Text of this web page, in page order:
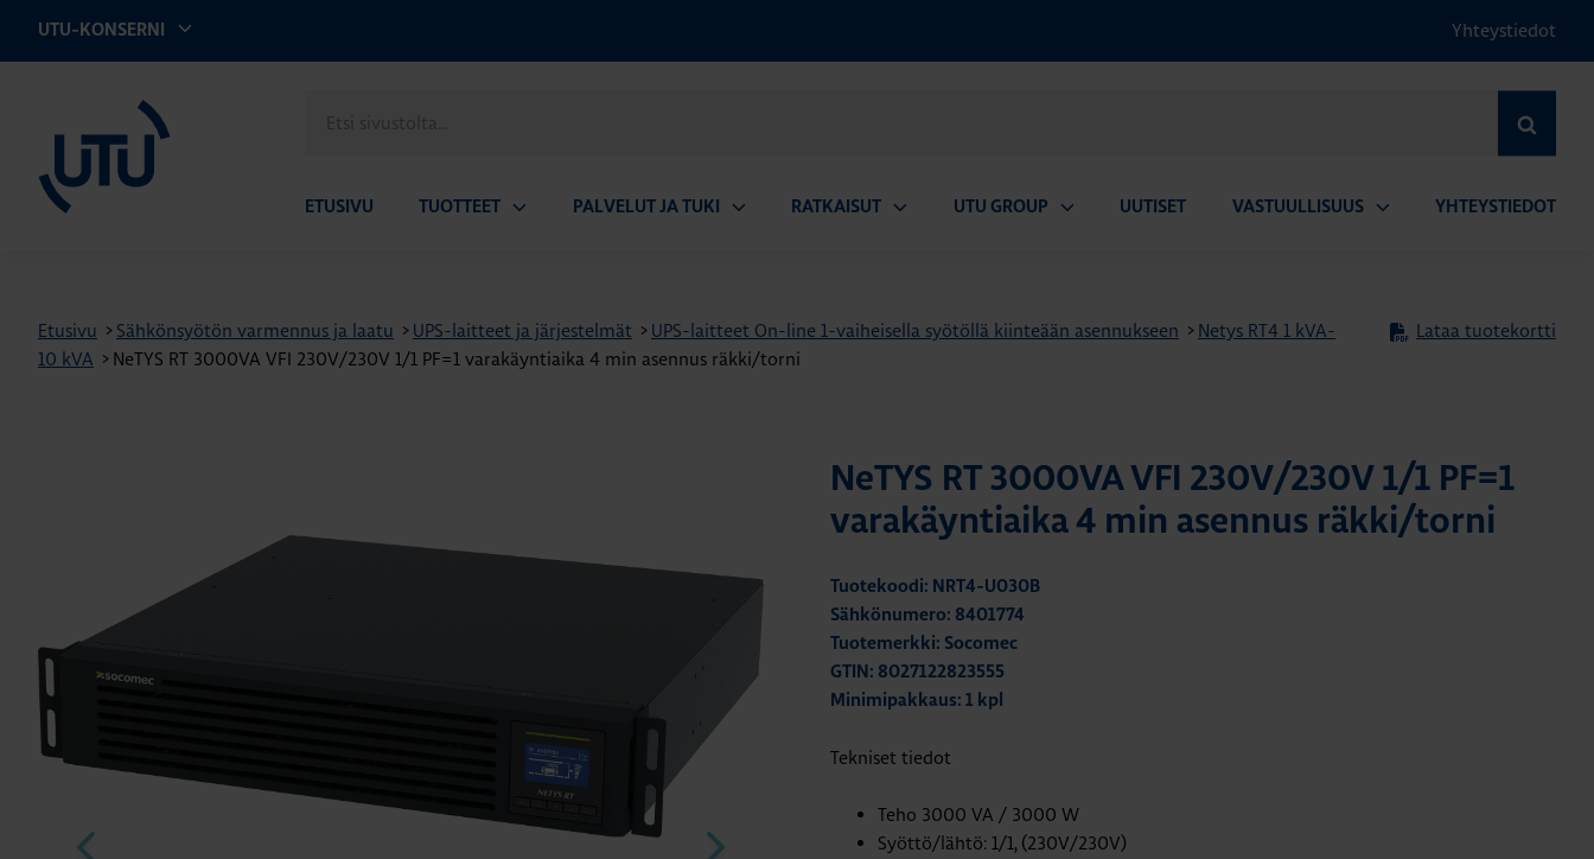
UTU-KONSERNI Yhteystiedot
sivustolta
ETUSIVU TUOTTEET PALVELUT JA TUKI RATKAISUT UTU GROUP UUTISET VASTUULLISUUS YHTEYSTIEDOT
Etusivu > Sähkönsyötön varmennus ja laatu > UPS-laitteet ja järjestelmät > UPS-laitteet On-line 1-vaiheisella syötöllä kiinteään asennukseen > Netys RT4 1 kVA-
10 kVA > NeTYS RT 3000VA VFI 230V/230V 1/1 PF=1 varakäyntiaika 4 min asennus räkki/torni
Lataa tuotekortti
NeTYS RT 3000VA VFI 230V/230V 1/1 PF=1
varakäyntiaika 4 min asennus räkki/torni
Tuotekoodi: NRT4-U030B
Sähkönumero: 8401774
Tuotemerkki: Socomec
GTIN: 8027122823555
Minimipakkaus: 1 kpl
Tekniset tiedot
Teho 3000 VA / 3000 W
Syöttö/lähtö: 1/1, (230V/230V)